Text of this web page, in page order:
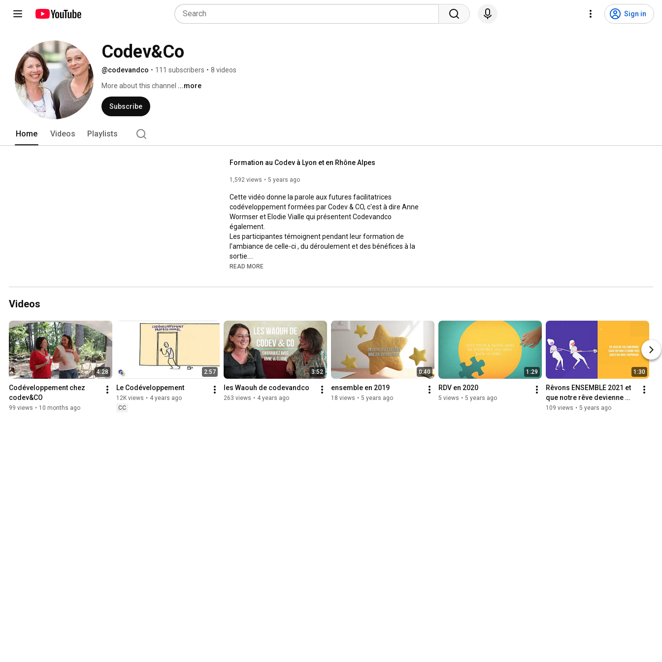
Sign in
Codev&Co
@codevandco • 111 subscribers • 8 videos
More about this channel ...more
Subscribe
Home Videos Playlists
Formation au Codev à Lyon et en Rhône Alpes
1,592 views 5 years ago
Cette vidéo donne la parole aux futures facilitatrices
codéveloppement formées par Codev & CO, c'est à dire Anne
Wormser et Elodie Vialle qui présentent Codevandco
également.
Les participantes témoignent pendant leur formation de
l'ambiance de celle-ci , du déroulement et des bénéfices à la
sortie.
facilitatrices  en présentiel à #lyon ou en distanciel.
https://www.linkedin.com/company/code... : page Linked IN
#codev #intelligencecollective #formation#facilitation
READ MORE
Videos
4:28
Codéveloppement chez
codev&CO
99 views • 10 months ago
2:57
Le Codéveloppement
12K views • 4 years ago
CC
3:52
les Waouh de codevandco
263 views • 4 years ago
0:40
ensemble en 2019
18 views • 5 years ago
1:29
RDV en 2020
5 views • 5 years ago
1:30
Rêvons ENSEMBLE 2021 et
que notre rêve devienne
réalité !
109 views • 5 years ago